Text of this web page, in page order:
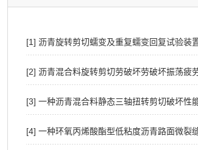
[1] 沥青旋转剪切蠕变及重复蠕变回复试验装
[2] 沥青混合料旋转剪切劳破坏劳破坏振荡疲
[3] 一种沥青混合料静态三轴扭转剪切破坏性
[4] 一种环氧丙烯酸酯型低粘度沥青路面微裂